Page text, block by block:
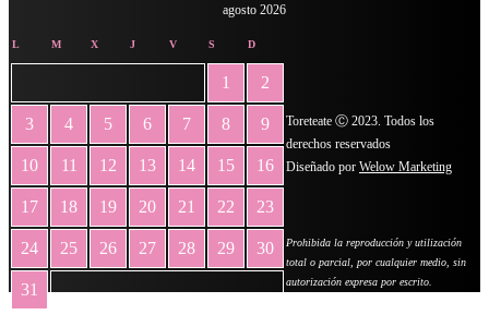
agosto 2026
L M X J V S D
1 2
3 4 5 6 7 8 9
10 11 12 13 14 15 16
17 18 19 20 21 22 23
24 25 26 27 28 29 30
31
Toreteate Ⓒ 2023. Todos los
derechos reservados
Diseñado por Welow Marketing
Prohibida la reproducción y utilización
total o parcial, por cualquier medio, sin
autorización expresa por escrito.